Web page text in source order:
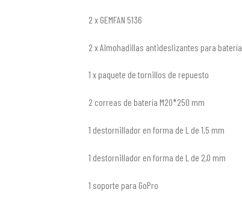
2 x GEMFAN 5136
2 x Almohadillas antideslizantes para batería
1 x paquete de tornillos de repuesto
2 correas de batería M20*250 mm
1 destornillador en forma de L de 1,5 mm
1 destornillador en forma de L de 2,0 mm
1 soporte para GoPro